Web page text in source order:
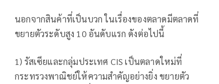
นอกจากสินค้าที่เป็นบวก ในเรื่องของตลาดมีตลาดที่
ขยายตัวระดับสูง 10 อันดับแรก ดังต่อไปนี้
1) รัสเซียและกลุ่มประเทศ CIS เป็นตลาดใหม่ที่
กระทรวงพาณิชย์ให้ความสำคัญอย่างยิ่ง ขยายตัว